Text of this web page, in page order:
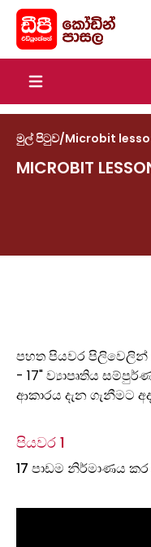
Open main menu
මුල් පිටුව/Microbit
MICROBIT
පහත පියවර පිලිවෙලින්
- 17" ව්‍යාපෘතිය
ආකාරය දැන ගැනීමට
පියවර 1
17 පාඩම නිර්මාණය